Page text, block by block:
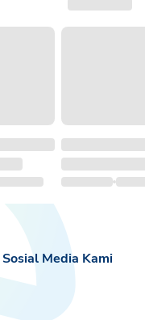
Sosial Media Kami